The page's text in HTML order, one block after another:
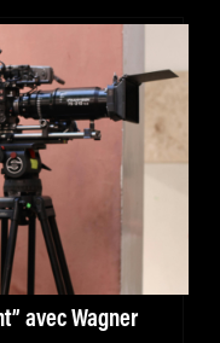
avec Wagner